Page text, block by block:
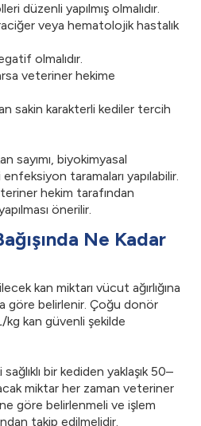
düzenli yapılmış olmalıdır.
veya hematolojik hastalık
olmalıdır.
veteriner hekime
sakin karakterli kediler tercih
sayımı, biyokimyasal
taramaları yapılabilir.
hekim tarafından
önerilir.
Ne Kadar
kan miktarı vücut ağırlığına
göre belirlenir. Çoğu donör
kg kan güvenli şekilde
bir kediden yaklaşık 50–
miktar her zaman veteriner
göre belirlenmeli ve işlem
takip edilmelidir.